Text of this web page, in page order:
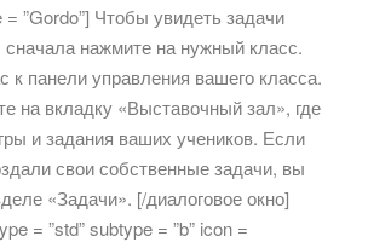
= ”Gordo”] Чтобы увидеть задачи
сначала нажмите на нужный класс.
к панели управления вашего класса.
на вкладку «Выставочный зал», где
и задания ваших учеников. Если
свои собственные задачи, вы
«Задачи». [/диалоговое окно]
= ”std” subtype = ”b” icon =